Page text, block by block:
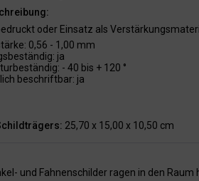
oder Einsatz als
0,56 - 1,00 mm
ja
- 40 bis + 120 °
beschriftbar: ja
25,70 x 15,00 x 10,50 cm
und Fahnenschilder ragen in den